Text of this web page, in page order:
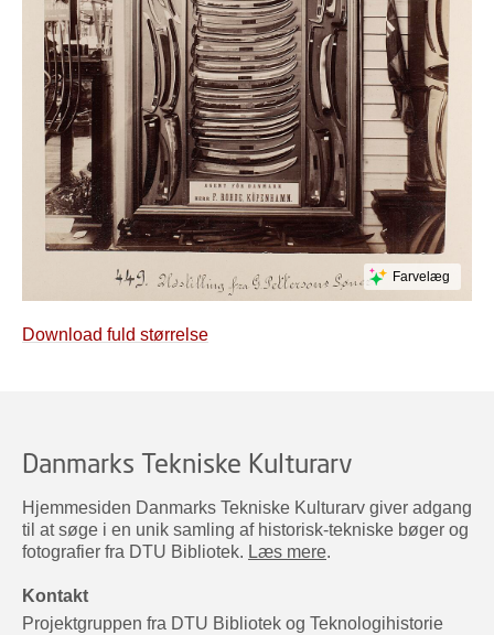
Farvelæg
Download fuld størrelse
Danmarks Tekniske Kulturarv
Hjemmesiden Danmarks Tekniske Kulturarv giver adgang
til at søge i en unik samling af historisk-tekniske bøger og
fotografier fra DTU Bibliotek. Læs mere.
Kontakt
Projektgruppen fra DTU Bibliotek og Teknologihistorie